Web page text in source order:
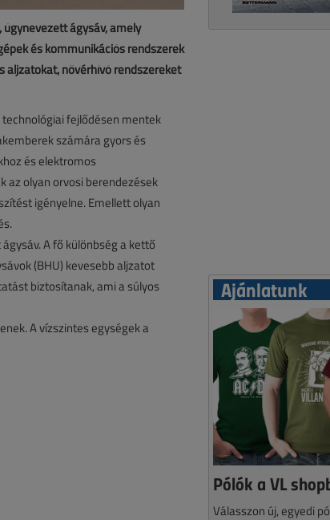
ágysáv, amely
és kommunikációs rendszerek
aljzatokat, nővérhívó rendszereket
fejlődésen mentek
számára gyors és
és elektromos
az olyan orvosi berendezések
igényelne. Emellett olyan
A fő különbség a kettő
(BHU) kevesebb aljzatot
biztosítanak, ami a súlyos
A vízszintes egységek a
Ajánlatunk
Pólók a VL
Válasszon új, egyedi